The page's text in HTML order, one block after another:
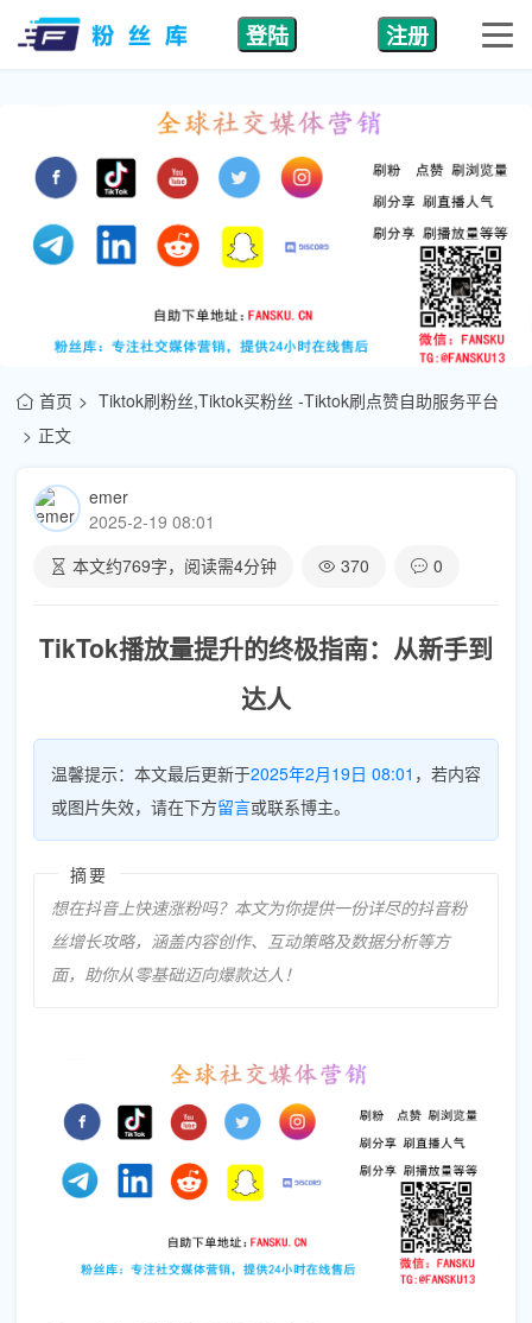
登陆 注册
首页
Tiktok刷粉丝,Tiktok买粉丝 -Tiktok刷点赞自助服务平台
正文
emer
2025-2-19 08:01
本文约769字，阅读需4分钟 370 0
TikTok播放量提升的终极指南：从新手到
达人
温馨提示：本文最后更新于2025年2月19日 08:01 ，若内容
或图片失效，请在下方留言或联系博主。
摘要
想在抖音上快速涨粉吗？本文为你提供一份详尽的抖音粉
丝增长攻略，涵盖内容创作、互动策略及数据分析等方
面，助你从零基础迈向爆款达人！